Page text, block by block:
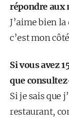
répondre aux
J’aime bien
c’est mon
Si vous avez
que
Si je sais que
restaurant,